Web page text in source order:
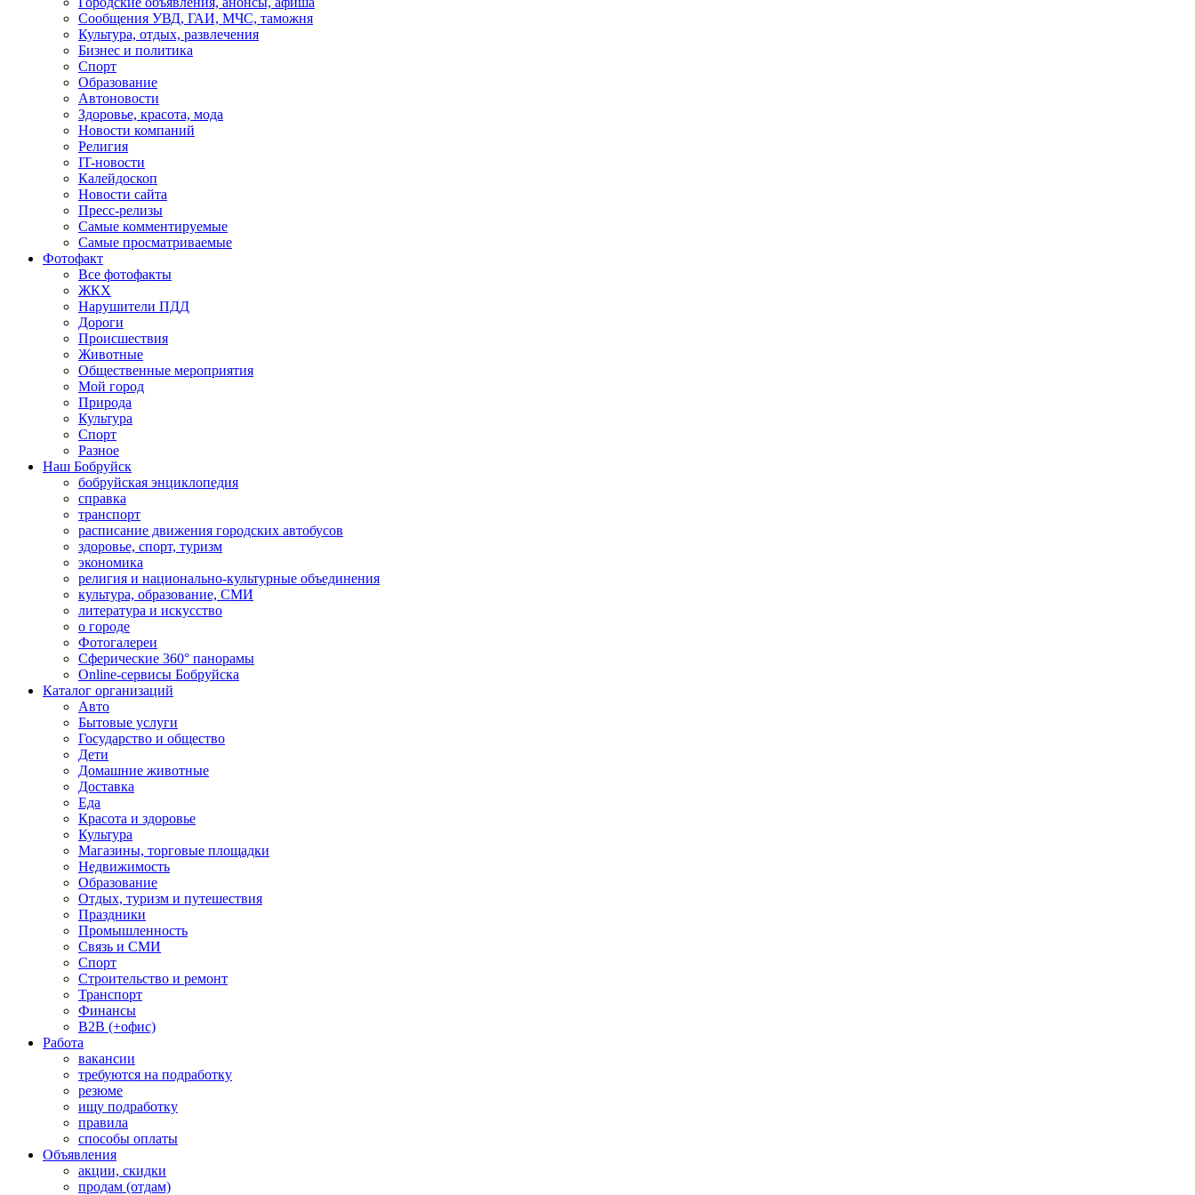
Сообщения УВД, ГАИ, МЧС, таможня
Культура, отдых, развлечения
Бизнес и политика
Спорт
Образование
Автоновости
Здоровье, красота, мода
Новости компаний
Религия
IT-новости
Калейдоскоп
Новости сайта
Пресс-релизы
Самые комментируемые
Самые просматриваемые
Фотофакт
Все фотофакты
ЖКХ
Нарушители ПДД
Дороги
Происшествия
Животные
Общественные мероприятия
Мой город
Природа
Культура
Спорт
Разное
Наш Бобруйск
бобруйская энциклопедия
справка
транспорт
расписание движения городских автобусов
здоровье, спорт, туризм
экономика
религия и национально-культурные объединения
культура, образование, СМИ
литература и искусство
о городе
Фотогалереи
Сферические 360° панорамы
Online-сервисы Бобруйска
Каталог организаций
Авто
Бытовые услуги
Государство и общество
Дети
Домашние животные
Доставка
Еда
Красота и здоровье
Культура
Магазины, торговые площадки
Недвижимость
Образование
Отдых, туризм и путешествия
Праздники
Промышленность
Связь и СМИ
Спорт
Строительство и ремонт
Транспорт
Финансы
B2B (+офис)
Работа
вакансии
требуются на подработку
резюме
ищу подработку
правила
способы оплаты
Объявления
акции, скидки
продам (отдам)